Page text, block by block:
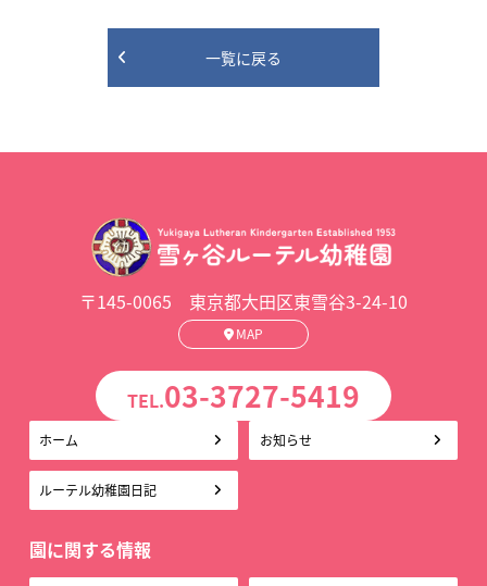
一覧に戻る
〒145-0065 東京都大田区東雪谷3-24-10
MAP
TEL.03-3727-5419
ホーム お知らせ
ルーテル幼稚園日記
園に関する情報